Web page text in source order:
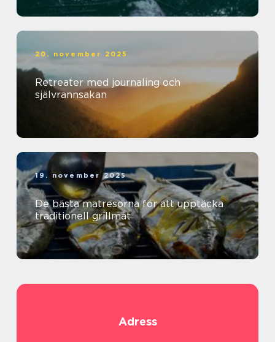
20. november 2025
Retreater med journaling och
självrannsakan
19. november 2025
De bästa matresorna för att upptäcka
traditionell grillmat
Adress